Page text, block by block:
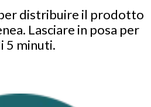
distribuire il prodotto
Lasciare in posa per
5 minuti.